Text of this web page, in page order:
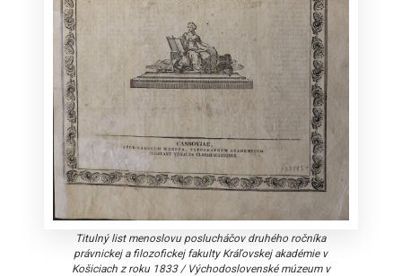
Titulný list menoslovu poslucháčov druhého ročníka
právnickej a filozofickej fakulty Kráľovskej akadémie v
Košiciach z roku 1833/ Východoslovenské múzeum v